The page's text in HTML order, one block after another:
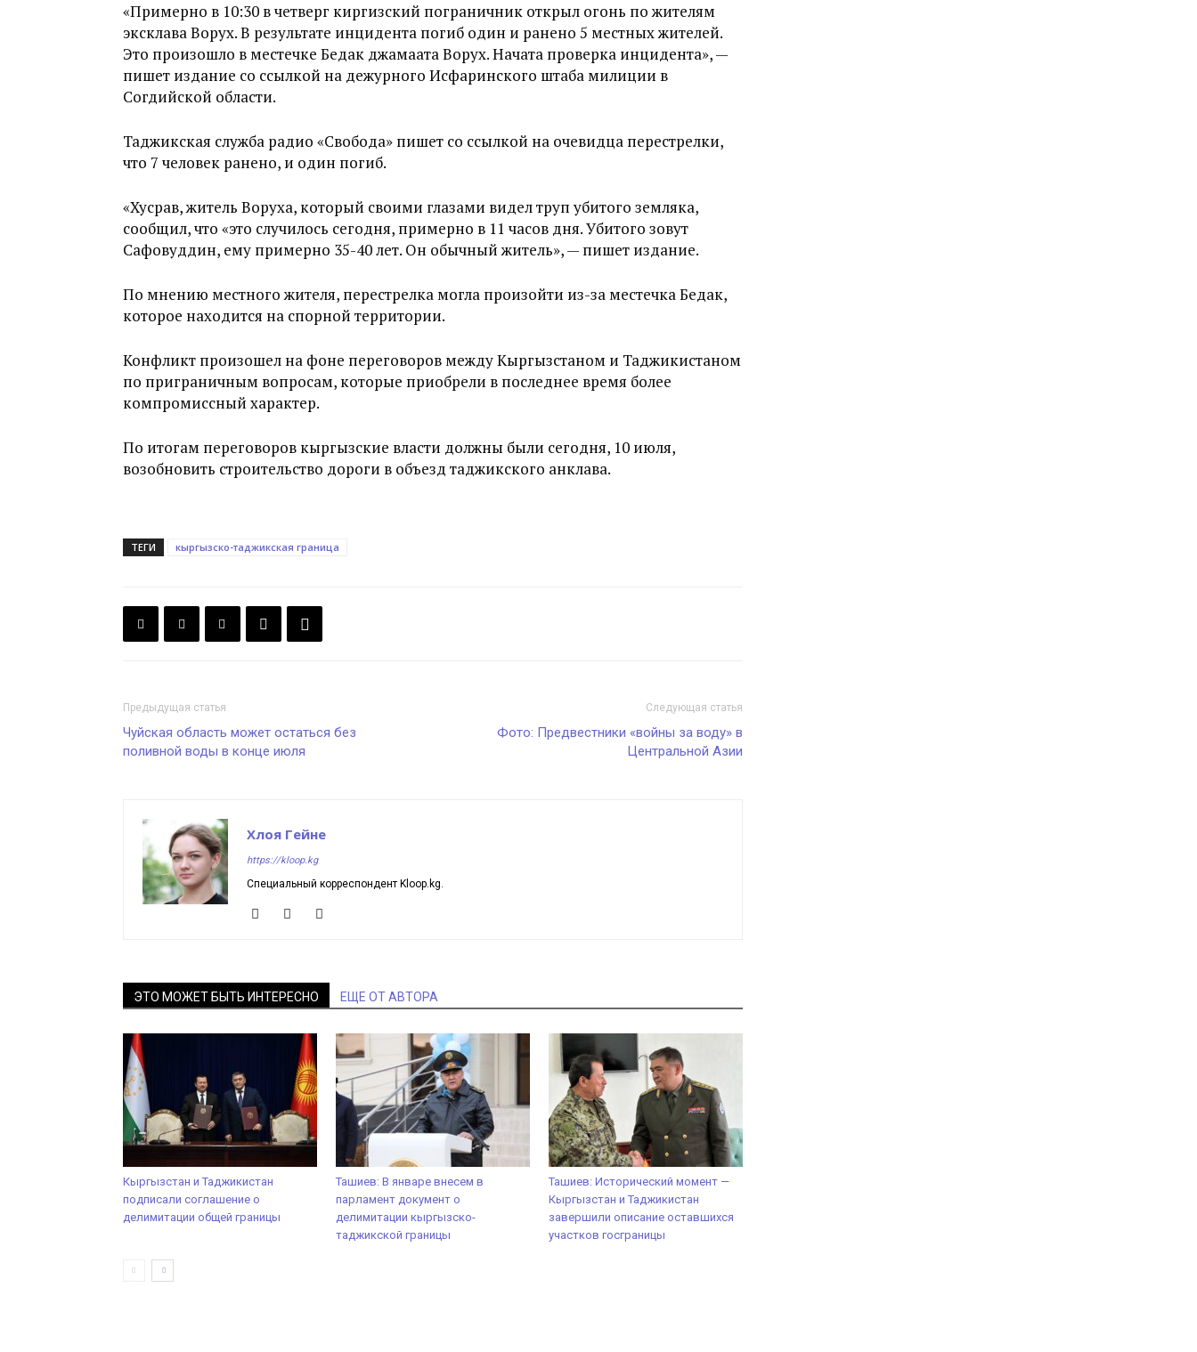
«Примерно в 10:30 в четверг киргизский пограничник открыл огонь по жителям
эксклава Ворух. В результате инцидента погиб один и ранено 5 местных жителей.
Это произошло в местечке Бедак джамаата Ворух. Начата проверка инцидента», —
пишет издание со ссылкой на дежурного Исфаринского штаба милиции в
Согдийской области.
Таджикская служба радио «Свобода» пишет со ссылкой на очевидца перестрелки,
что 7 человек ранено, и один погиб.
«Хусрав, житель Воруха, который своими глазами видел труп убитого земляка,
сообщил, что «это случилось сегодня, примерно в 11 часов дня. Убитого зовут
Сафовуддин, ему примерно 35-40 лет. Он обычный житель», — пишет издание.
По мнению местного жителя, перестрелка могла произойти из-за местечка Бедак,
которое находится на спорной территории.
Конфликт произошел на фоне переговоров между Кыргызстаном и Таджикистаном
по приграничным вопросам, которые приобрели в последнее время более
компромиссный характер.
По итогам переговоров кыргызские власти должны были сегодня, 10 июля,
возобновить строительство дороги в объезд таджикского анклава.
ТЕГИ кыргызско-таджикская граница
Предыдущая статья
Чуйская область может остаться без
поливной воды в конце июля
Следующая статья
Фото: Предвестники «войны за воду» в
Центральной Азии
Хлоя Гейне
https://kloop.kg
Специальный корреспондент Kloop.kg.
ЭТО МОЖЕТ БЫТЬ ИНТЕРЕСНО ЕЩЕ ОТ АВТОРА
Кыргызстан и Таджикистан
подписали соглашение о
делимитации общей границы
Ташиев: В январе внесем в
парламент документ о
делимитации кыргызско-
таджикской границы
Ташиев: Исторический момент —
Кыргызстан и Таджикистан
завершили описание оставшихся
участков госграницы